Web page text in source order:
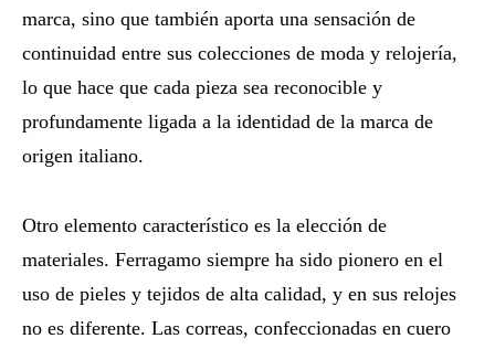
marca, sino que también aporta una sensación de
continuidad entre sus colecciones de moda y relojería,
lo que hace que cada pieza sea reconocible y
profundamente ligada a la identidad de la marca de
origen italiano.
Otro elemento característico es la elección de
materiales. Ferragamo siempre ha sido pionero en el
uso de pieles y tejidos de alta calidad, y en sus relojes
no es diferente. Las correas, confeccionadas en cuero